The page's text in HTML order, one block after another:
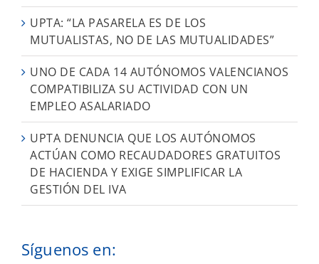
UPTA: “LA PASARELA ES DE LOS
MUTUALISTAS, NO DE LAS MUTUALIDADES”
UNO DE CADA 14 AUTÓNOMOS VALENCIANOS
COMPATIBILIZA SU ACTIVIDAD CON UN
EMPLEO ASALARIADO
UPTA DENUNCIA QUE LOS AUTÓNOMOS
ACTÚAN COMO RECAUDADORES GRATUITOS
DE HACIENDA Y EXIGE SIMPLIFICAR LA
GESTIÓN DEL IVA
Síguenos en: